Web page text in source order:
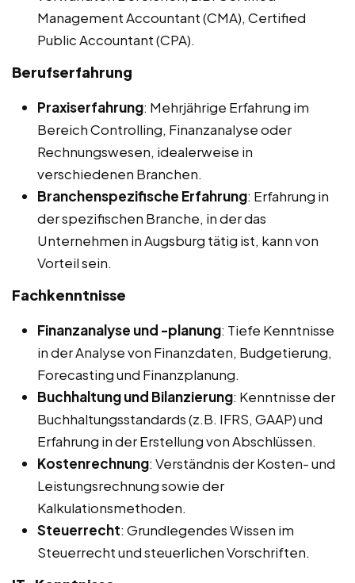
Management Accountant (CMA), Certified
Public Accountant (CPA).
Berufserfahrung
Praxiserfahrung: Mehrjährige Erfahrung im
Bereich Controlling, Finanzanalyse oder
Rechnungswesen, idealerweise in
verschiedenen Branchen.
Branchenspezifische Erfahrung: Erfahrung in
der spezifischen Branche, in der das
Unternehmen in Augsburg tätig ist, kann von
Vorteil sein.
Fachkenntnisse
Finanzanalyse und -planung: Tiefe Kenntnisse
in der Analyse von Finanzdaten, Budgetierung,
Forecasting und Finanzplanung.
Buchhaltung und Bilanzierung: Kenntnisse der
Buchhaltungsstandards (z.B. IFRS, GAAP) und
Erfahrung in der Erstellung von Abschlüssen.
Kostenrechnung: Verständnis der Kosten- und
Leistungsrechnung sowie der
Kalkulationsmethoden.
Steuerrecht: Grundlegendes Wissen im
Steuerrecht und steuerlichen Vorschriften.